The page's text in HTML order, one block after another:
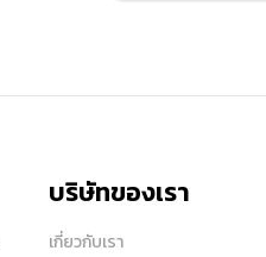
บริษัทของเรา
เกี่ยวกับเรา